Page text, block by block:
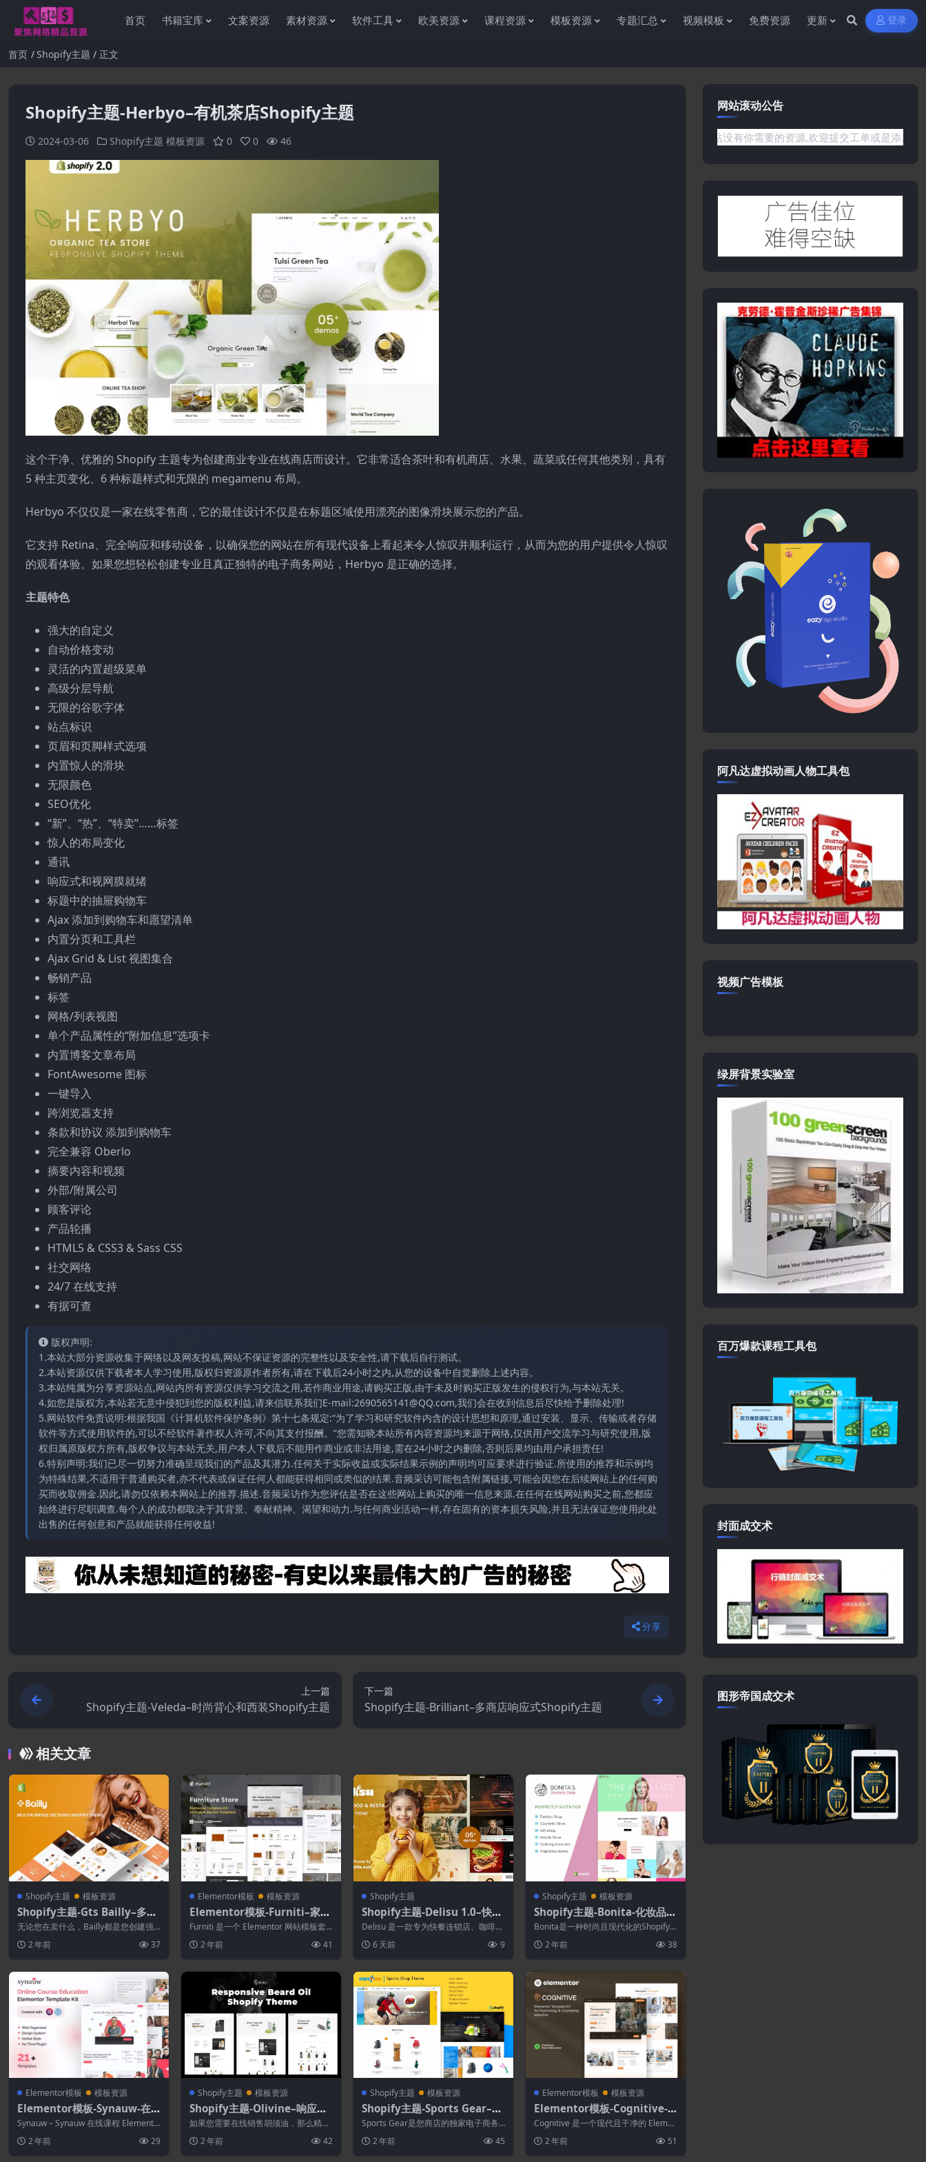
首页 书籍宝库 文案资源 素材资源 软件工具 欧美资源 课程资源 模板资源 专题汇总 视频模板 免费资源 更新 登录
首页 Shopify主题 正文
Shopify主题-Herbyo–有机茶店Shopify主题
2024-03-06 Shopify主题 模板资源 0 0 46
这个干净、优雅的 Shopify 主题专为创建商业专业在线商店而设计。它非常适合茶叶和有机商店、水果、蔬菜或任何其他类别，具有
5 种主页变化、6 种标题样式和无限的 megamenu 布局。
Herbyo 不仅仅是一家在线零售商，它的最佳设计不仅是在标题区域使用漂亮的图像滑块展示您的产品。
它支持 Retina、完全响应和移动设备，以确保您的网站在所有现代设备上看起来令人惊叹并顺利运行，从而为您的用户提供令人惊叹
的观看体验。如果您想轻松创建专业且真正独特的电子商务网站，Herbyo 是正确的选择。
主题特色
强大的自定义
自动价格变动
灵活的内置超级菜单
高级分层导航
无限的谷歌字体
站点标识
页眉和页脚样式选项
内置惊人的滑块
无限颜色
SEO优化
“新”、“热”、“特卖”……标签
惊人的布局变化
通讯
响应式和视网膜就绪
标题中的抽屉购物车
Ajax 添加到购物车和愿望清单
内置分页和工具栏
Ajax Grid & List 视图集合
畅销产品
标签
网格/列表视图
单个产品属性的“附加信息”选项卡
内置博客文章布局
FontAwesome 图标
一键导入
跨浏览器支持
条款和协议 添加到购物车
完全兼容 Oberlo
摘要内容和视频
外部/附属公司
顾客评论
产品轮播
HTML5 & CSS3 & Sass CSS
社交网络
24/7 在线支持
有据可查
版权声明:
1.本站大部分资源收集于网络以及网友投稿,网站不保证资源的完整性以及安全性,请下载后自行测试。
2.本站资源仅供下载者本人学习使用,版权归资源原作者所有,请在下载后24小时之内,从您的设备中自觉删除上述内容。
3.本站纯属为分享资源站点,网站内所有资源仅供学习交流之用,若作商业用途,请购买正版,由于未及时购买正版发生的侵权行为,与本站无关。
4.如您是版权方,本站若无意中侵犯到您的版权利益,请来信联系我们E-mail:2690565141@QQ.com,我们会在收到信息后尽快给予删除处理!
5.网站软件免责说明:根据我国《计算机软件保护条例》第十七条规定:“为了学习和研究软件内含的设计思想和原理,通过安装、显示、传输或者存储
软件等方式使用软件的,可以不经软件著作权人许可,不向其支付报酬。”您需知晓本站所有内容资源均来源于网络,仅供用户交流学习与研究使用,版
权归属原版权方所有,版权争议与本站无关,用户本人下载后不能用作商业或非法用途,需在24小时之内删除,否则后果均由用户承担责任!
6.特别声明:我们已尽一切努力准确呈现我们的产品及其潜力.任何关于实际收益或实际结果示例的声明均可应要求进行验证.所使用的推荐和示例均
为特殊结果,不适用于普通购买者,亦不代表或保证任何人都能获得相同或类似的结果.音频采访可能包含附属链接,可能会因您在后续网站上的任何购
买而收取佣金.因此,请勿仅依赖本网站上的推荐.描述.音频采访作为您评估是否在这些网站上购买的唯一信息来源.在任何在线网站购买之前,您都应
始终进行尽职调查.每个人的成功都取决于其背景、奉献精神、渴望和动力.与任何商业活动一样,存在固有的资本损失风险,并且无法保证您使用此处
出售的任何创意和产品就能获得任何收益!
分享
上一篇
Shopify主题-Veleda–时尚背心和西装Shopify主题
下一篇
Shopify主题-Brilliant–多商店响应式Shopify主题
相关文章
Shopify主题 模板资源
Shopify主题-Gts Bailly–多用
途部分Shopify主题
无论您在卖什么，Bailly都是您创建强
2 年前 37
Elementor模板 模板资源
Elementor模板-Furniti–家具
和家居装饰商店Elementor Pr
o模板套件
Furniti 是一个 Elementor 网站模板套
2 年前 41
Shopify主题
Shopify主题-Delisu 1.0–快餐
和餐厅响应式Shopify 2.0主题
Delisu 是一款专为快餐连锁店、咖啡
6 天前 9
Shopify主题 模板资源
Shopify主题-Bonita-化妆品.
沙龙Shopify主题
Bonita是一种时尚且现代化的Shopify
适...2 年前 38
Elementor模板 模板资源
Elementor模板-Synauw-在
线课程教育Elementor模板套
件
Synauw – Synauw 在线课程 Elemento
2 年前 29
Shopify主题 模板资源
Shopify主题-Olivine–响应式
胡须油Shopify主题
如果您需要在线销售胡须油，那么精致
助您创...
2 年前 42
Shopify主题 模板资源
Shopify主题-Sports Gear–体
育用品商店Shopify主题
Sports Gear是您商店的独家电子商务
2 年前 45
Elementor模板 模板资源
Elementor模板-Cognitive-
心理学和咨询Elementor模板
工具包
Cognitive 是一个现代且干净的 Elemen
2 年前 51
网站滚动公告
感谢您访问资源杂货铺获取各种信息资源!如果遇到任何问题或是网站没有你需要的资源,欢迎提交工单或是添加客服微信
阿凡达虚拟动画人物工具包
视频广告模板
绿屏背景实验室
百万爆款课程工具包
封面成交术
图形帝国成交术